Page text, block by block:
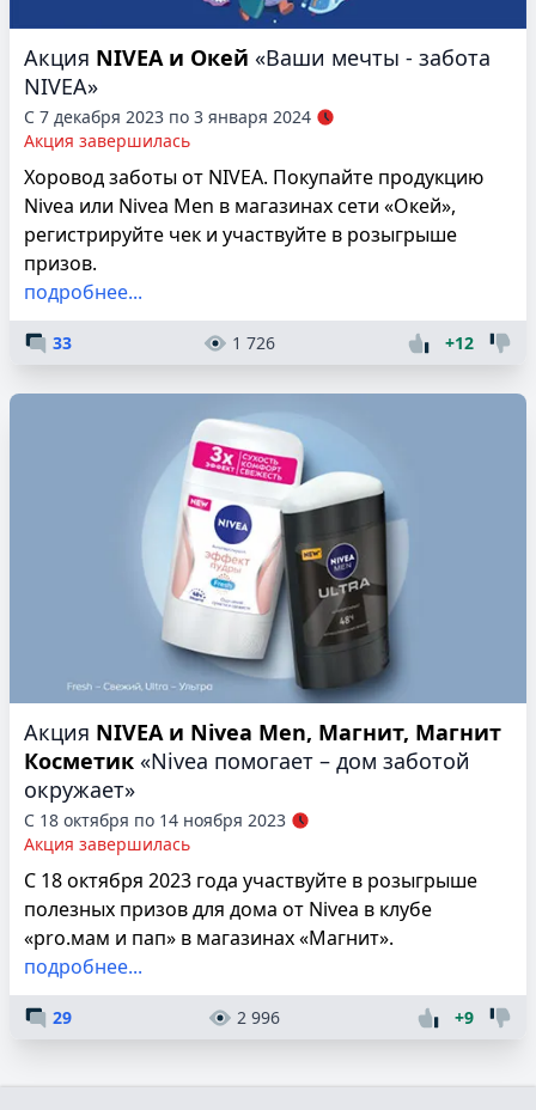
Акция NIVEA и Окей «Ваши мечты - забота
NIVEA»
С 7 декабря 2023 по 3 января 2024
Акция завершилась
Хоровод заботы от NIVEA. Покупайте продукцию
Nivea или Nivea Men в магазинах сети «Окей»,
регистрируйте чек и участвуйте в розыгрыше
призов.
подробнее...
33 1 726 +12
Акция NIVEA и Nivea Men, Магнит, Магнит
Косметик «Nivea помогает – дом заботой
окружает»
С 18 октября по 14 ноября 2023
Акция завершилась
С 18 октября 2023 года участвуйте в розыгрыше
полезных призов для дома от Nivea в клубе
«pro.мам и пап» в магазинах «Магнит».
подробнее...
29 2 996 +9